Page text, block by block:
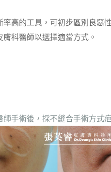
高的工具，可初步區別良惡
科醫師以選擇適當方式。
手術後，採不縫合手術方